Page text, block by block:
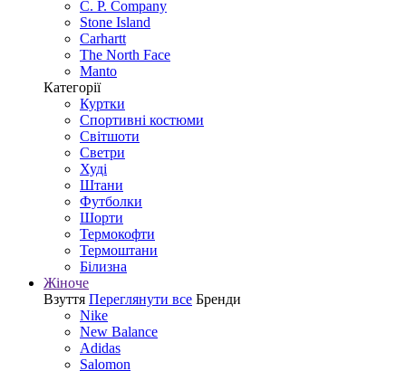
C. P. Company
Stone Island
Carhartt
The North Face
Manto
Категорії
Куртки
Спортивні костюми
Світшоти
Светри
Худі
Штани
Футболки
Шорти
Термокофти
Термоштани
Білизна
Жіноче
Взуття Переглянути все Бренди
Nike
New Balance
Adidas
Salomon